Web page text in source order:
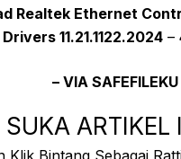
Realtek Ethernet
Drivers 11.21.1122.2024–
– VIA SAFEFILEKU
SUKA ARTIKEL